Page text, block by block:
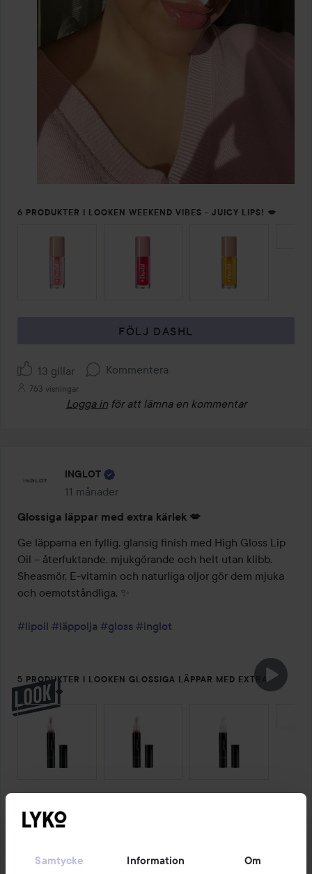
Samtycke Information Om
6 PRODUKTER I LOOKEN WEEKEND VIBES - JUICY LIPS! 💋
FÖLJ DASHL
13 gillar Kommentera
763 visningar
Logga in för att lämna en kommentar
INGLOT
11 månader
Inlägget skapades 11 månader
Glossiga läppar med extra kärlek 💋
Ge läpparna en fyllig, glansig finish med High Gloss Lip
Oil – återfuktande, mjukgörande och helt utan klibb.
Shea­smör, E-vitamin och naturliga oljor gör dem mjuka
och oemotståndliga. ✨
#lipoil #läppolja #gloss #inglot
5 PRODUKTER I LOOKEN GLOSSIGA LÄPPAR MED EXTRA
KÄRLEK 💋
1330 visningar